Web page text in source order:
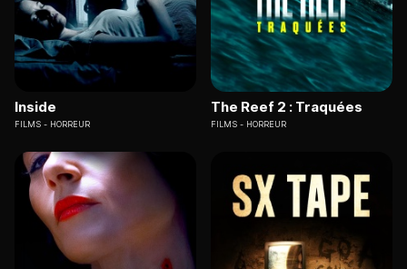
Inside
FILMS HORREUR
The Reef 2 : Traquées
FILMS HORREUR